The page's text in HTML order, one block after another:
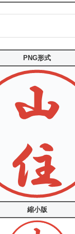
PNG形式
縮小版